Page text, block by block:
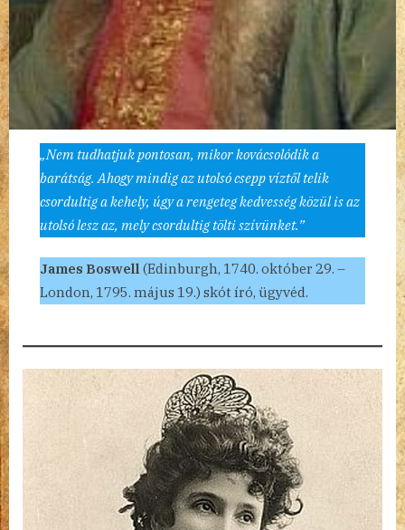
„Nem tudhatjuk pontosan, mikor kovácsolódik a
barátság. Ahogy mindig az utolsó csepp víztől telik
csordultig a kehely, úgy a rengeteg kedvesség közül is az
utolsó lesz az, mely csordultig tölti szívünket.”
James Boswell (Edinburgh, 1740. október 29. –
London, 1795. május 19.) skót író, ügyvéd.